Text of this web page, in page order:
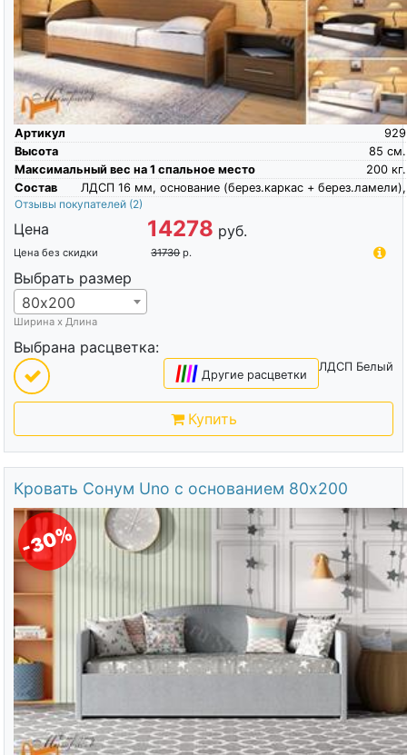
Артикул
929
Высота
см.
85
Максимальный вес на 1 спальное место
кг.
200
Состав
ЛДСП 16 мм, основание (берез.каркас + берез.ламели),
Отзывы покупателей (2)
Цена 14278 руб.
Цена без скидки 31730 р.
Выбрать размер
80х200
Ширина х Длина
Выбрана расцветка:
ЛДСП Белый
|||| Другие расцветки
Купить
Кровать Сонум Uno с основанием 80х200
-30%